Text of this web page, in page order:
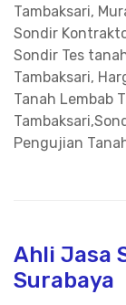
Tambaksari,
Sondir
Sondir Tes
Tambaksari,
Tanah Lembab
Pengujian
Ahli Jasa
Surabaya